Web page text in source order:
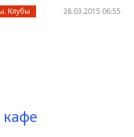
Клубы 28.03.2015 06:55
кафе